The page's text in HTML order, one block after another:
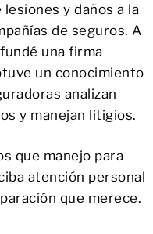
y daños a la
de seguros. A
una firma
un conocimiento
analizan
y manejan litigios.
que manejo para
atención personal
que merece.